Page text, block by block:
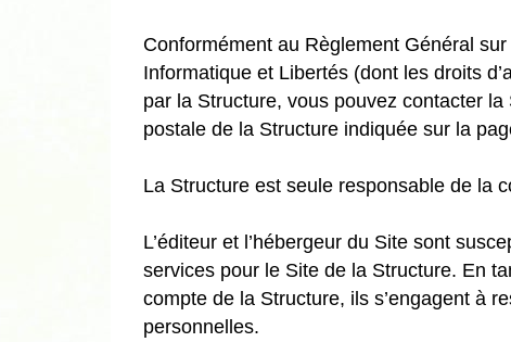
Conformément au Règlement Général
Informatique et Libertés (dont les droits
par la Structure, vous pouvez contacter
postale de la Structure indiquée sur la
La Structure est seule responsable de la
L’éditeur et l’hébergeur du Site sont
services pour le Site de la Structure. En
compte de la Structure, ils s’engagent à
personnelles.